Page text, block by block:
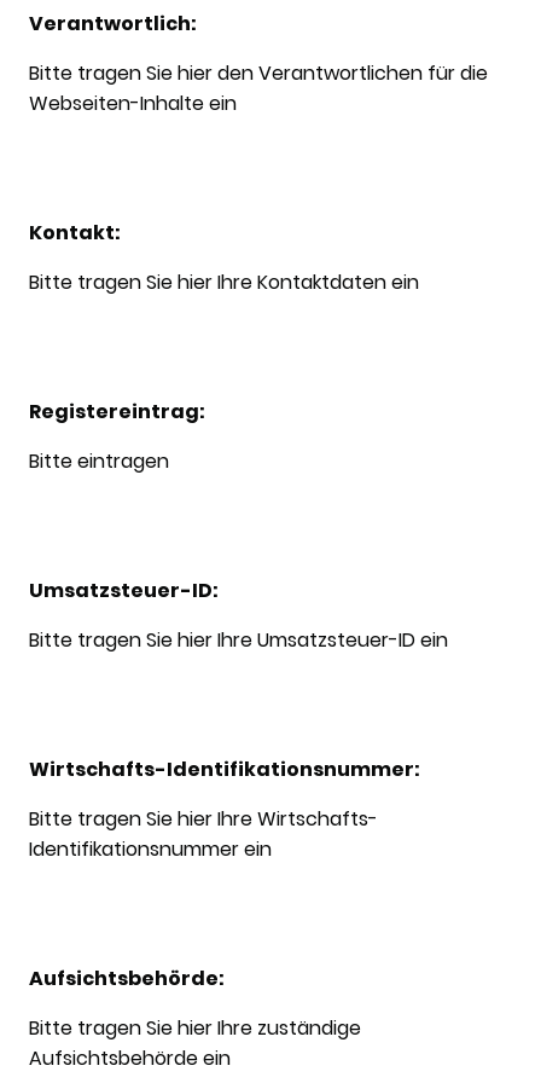
Verantwortlich:
Bitte tragen Sie hier den Verantwortlichen für die
Webseiten-Inhalte ein
Kontakt:
Bitte tragen Sie hier Ihre Kontaktdaten ein
Registereintrag:
Bitte eintragen
Umsatzsteuer-ID:
Bitte tragen Sie hier Ihre Umsatzsteuer-ID ein
Wirtschafts-Identifikationsnummer:
Bitte tragen Sie hier Ihre Wirtschafts-
Identifikationsnummer ein
Aufsichtsbehörde:
Bitte tragen Sie hier Ihre zuständige
Aufsichtsbehörde ein